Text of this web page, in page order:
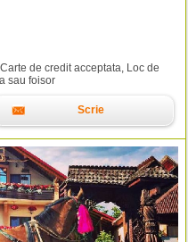
de credit acceptata, Loc de
sau foisor
Scrie